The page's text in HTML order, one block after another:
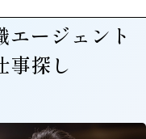
エージェント
事探し